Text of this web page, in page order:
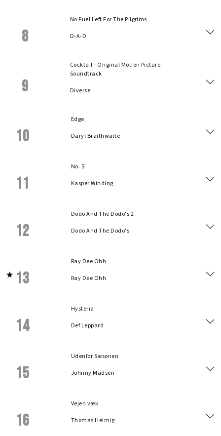
8
No Fuel Left For The Pilgrims
D-A-D
9
Cocktail - Original Motion Picture
Soundtrack
Diverse
10
Edge
Daryl Braithwaite
11
No. 5
Kasper Winding
12
Dodo And The Dodo's 2
Dodo And The Dodo's
13
Ray Dee Ohh
Ray Dee Ohh
14
Hysteria
Def Leppard
15
Udenfor Sæsonen
Johnny Madsen
16
Vejen væk
Thomas Helmig